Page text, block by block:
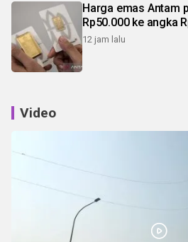
Harga emas Antam
Rp50.000 ke angka
12 jam lalu
Video